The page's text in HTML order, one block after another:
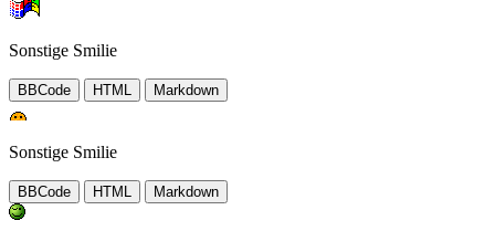
Sonstige Smilie
BBCode HTML Markdown
Sonstige Smilie
BBCode HTML Markdown